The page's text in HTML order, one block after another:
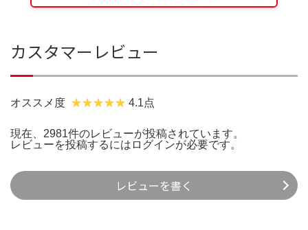
カスタマーレビュー
オススメ度 4.1点
現在、2981件のレビューが投稿されています。
レビューを投稿するには ログインが必要です。
レビューを書く